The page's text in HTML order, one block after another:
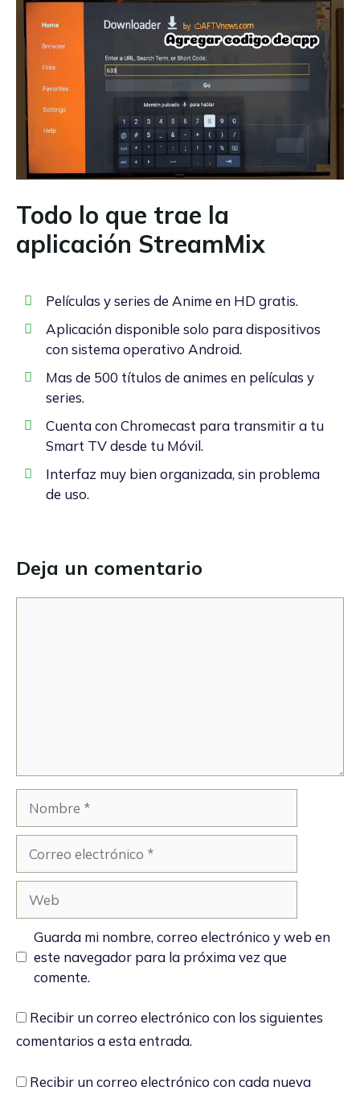
Todo lo que trae la
aplicación StreamMix
Películas y series de Anime en HD gratis.
Aplicación disponible solo para dispositivos
con sistema operativo Android.
Mas de 500 títulos de animes en películas y
series.
Cuenta con Chromecast para transmitir a tu
Smart TV desde tu Móvil.
Interfaz muy bien organizada, sin problema
de uso.
Deja un comentario
electrónico
Guarda mi nombre, correo electrónico y web en
este navegador para la próxima vez que
comente.
Recibir un correo electrónico con los siguientes
comentarios a esta entrada.
Recibir un correo electrónico con cada nueva